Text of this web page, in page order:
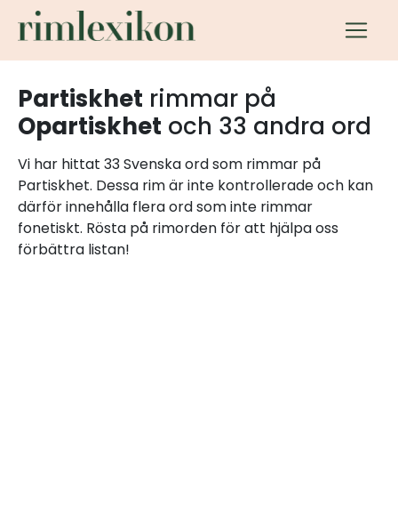
Partiskhet rimmar på
Opartiskhet och 33 andra ord
Vi har hittat 33 Svenska ord som rimmar på
Partiskhet. Dessa rim är inte kontrollerade och kan
därför innehålla flera ord som inte rimmar
fonetiskt. Rösta på rimorden för att hjälpa oss
förbättra listan!